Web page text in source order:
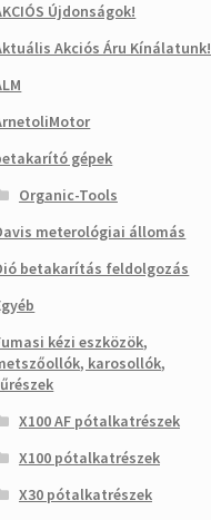
Újdonságok!
Akciós Áru Kínálatunk!
gépek
Organic-Tools
meterológiai állomás
betakarítás feldolgozás
kézi eszközök,
karosollók,
X100 AF pótalkatrészek
X100 pótalkatrészek
X30 pótalkatrészek